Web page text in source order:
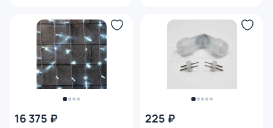
16 375 ₽ 225 ₽